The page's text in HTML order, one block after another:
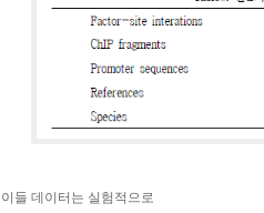
이들 데이터는 실험적으로